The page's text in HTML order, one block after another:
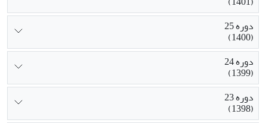
دوره 25
(1400)
دوره 24
(1399)
دوره 23
(1398)